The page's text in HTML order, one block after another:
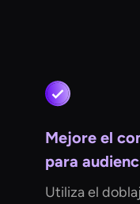
Mejore el
para
Utiliza el